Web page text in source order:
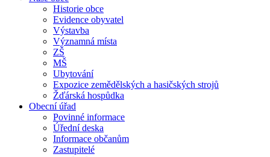
Historie obce
Evidence obyvatel
Výstavba
Významná místa
ZŠ
MŠ
Ubytování
Expozice zemědělských a hasičských strojů
Žďárská hospůdka
Obecní úřad
Povinné informace
Úřední deska
Informace občanům
Zastupitelé